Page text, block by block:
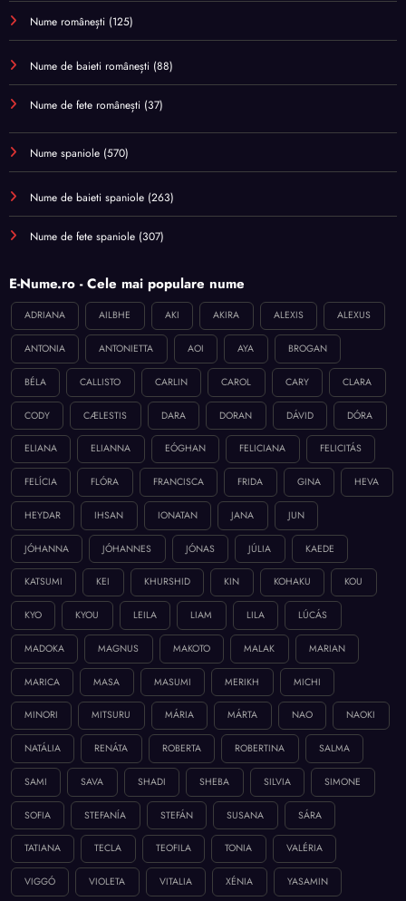
Nume românești (125)
Nume de baieti românești (88)
Nume de fete românești (37)
Nume spaniole (570)
Nume de baieti spaniole (263)
Nume de fete spaniole (307)
E-Nume.ro - Cele mai populare nume
ADRIANA AILBHE AKI AKIRA ALEXIS ALEXUS
ANTONIA ANTONIETTA AOI AYA BROGAN
BÉLA CALLISTO CARLIN CAROL CARY CLARA
CODY CÆLESTIS DARA DORAN DÁVID DÓRA
ELIANA ELIANNA EÓGHAN FELICIANA FELICITÁS
FELÍCIA FLÓRA FRANCISCA FRIDA GINA HEVA
HEYDAR IHSAN IONATAN JANA JUN
JÓHANNA JÓHANNES JÓNAS JÚLIA KAEDE
KATSUMI KEI KHURSHID KIN KOHAKU KOU
KYO KYOU LEILA LIAM LILA LÚCÁS
MADOKA MAGNUS MAKOTO MALAK MARIAN
MARICA MASA MASUMI MERIKH MICHI
MINORI MITSURU MÁRIA MÁRTA NAO NAOKI
NATÁLIA RENÁTA ROBERTA ROBERTINA SALMA
SAMI SAVA SHADI SHEBA SILVIA SIMONE
SOFIA STEFANÍA STEFÁN SUSANA SÁRA
TATIANA TECLA TEOFILA TONIA VALÉRIA
VIGGÓ VIOLETA VITALIA XÉNIA YASAMIN